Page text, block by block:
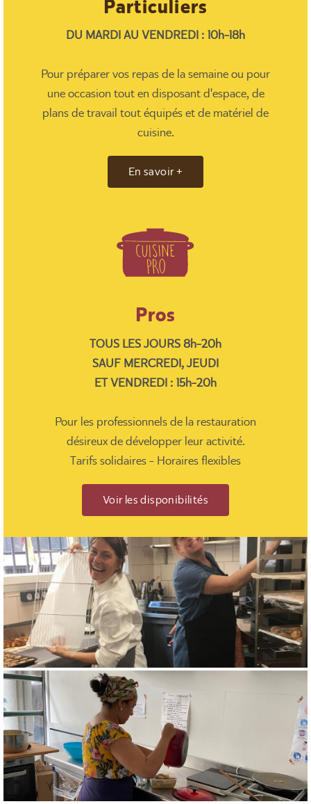
Particuliers
DU MARDI AU VENDREDI : 10h-18h
Pour préparer vos repas de la semaine ou pour
une occasion tout en disposant d'espace, de
plans de travail tout équipés et de matériel de
cuisine.
En savoir +
Pros
TOUS LES JOURS 8h-20h
SAUF MERCREDI, JEUDI
ET VENDREDI : 15h-20h
Pour les professionnels de la restauration
désireux de développer leur activité.
Tarifs solidaires - Horaires flexibles
Voir les disponibilités